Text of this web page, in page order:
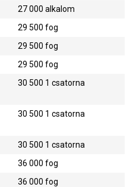
27 000alkalom
29 500fog
29 500fog
29 500fog
30 500 1 csatorna
30 500 1 csatorna
30 500 1 csatorna
36 000fog
36 000fog